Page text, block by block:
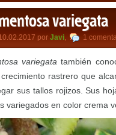
variegata
por Javi, 1
variegata también
rastrero que
sus tallos rojizos. Sus
variegados en color crema